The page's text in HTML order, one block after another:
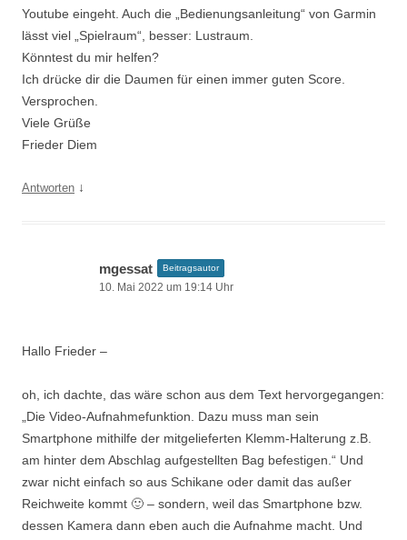
Youtube eingeht. Auch die „Bedienungsanleitung“ von Garmin
lässt viel „Spielraum“, besser: Lustraum.
Könntest du mir helfen?
Ich drücke dir die Daumen für einen immer guten Score.
Versprochen.
Viele Grüße
Frieder Diem
Antworten ↓
mgessat Beitragsautor
10. Mai 2022 um 19:14 Uhr
Hallo Frieder –
oh, ich dachte, das wäre schon aus dem Text hervorgegangen:
„Die Video-Aufnahmefunktion. Dazu muss man sein
Smartphone mithilfe der mitgelieferten Klemm-Halterung z.B.
am hinter dem Abschlag aufgestellten Bag befestigen.“ Und
zwar nicht einfach so aus Schikane oder damit das außer
Reichweite kommt 🙂 – sondern, weil das Smartphone bzw.
dessen Kamera dann eben auch die Aufnahme macht. Und